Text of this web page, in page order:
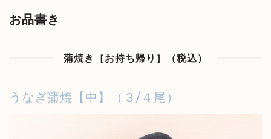
お品書き
蒲焼き［お持ち帰り］（税込）
うなぎ蒲焼【中】（３/４尾）